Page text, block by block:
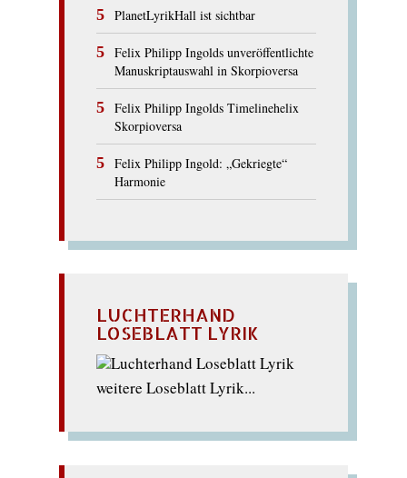
PlanetLyrikHall ist sichtbar
Felix Philipp Ingolds unveröffentlichte
Manuskriptauswahl in Skorpioversa
Felix Philipp Ingolds Timelinehelix
Skorpioversa
Felix Philipp Ingold: „Gekriegte“
Harmonie
LUCHTERHAND
LOSEBLATT LYRIK
weitere Loseblatt Lyrik...